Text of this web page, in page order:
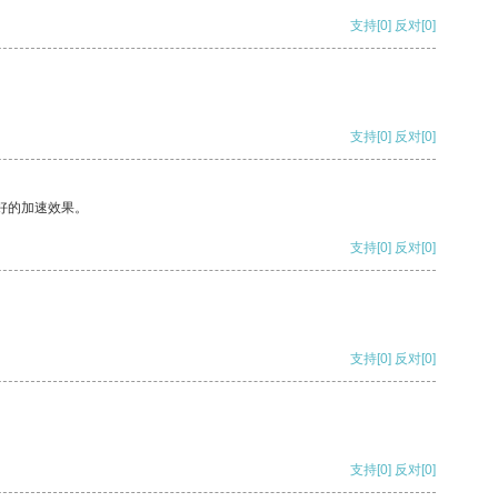
支持[0] 反对[0]
支持[0] 反对[0]
加速效果。
支持[0] 反对[0]
支持[0] 反对[0]
支持[0] 反对[0]